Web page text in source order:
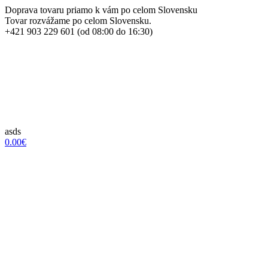
Doprava tovaru priamo k vám po celom Slovensku
Tovar rozvážame po celom Slovensku.
+421 903 229 601 (od 08:00 do 16:30)
asds
0.00€